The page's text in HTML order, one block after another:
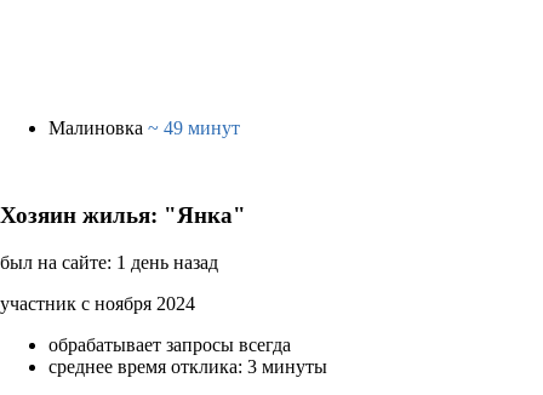
Малиновка ~ 49 минут
Хозяин жилья: "Янка"
был на сайте: 1 день назад
участник с ноября 2024
обрабатывает запросы всегда
среднее время отклика: 3 минуты